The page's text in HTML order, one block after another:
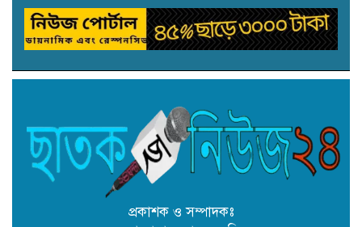
ত্রান
ছাতকে প্রাথমিক বৃত্তি পরীক্ষায়
কৃতিত্বের স্বাক্ষর, উচ্ছ্বসিত গন্ধর্বপুর
ছাতকে ট্যালেন্টপুল বৃত্তি পেলেন
নাবিদুর রহমান তালুকদার
ছাতকে ‘আছিয়া বেগম’ হত্যা মামলার
প্রকাশক ও সম্পাদকঃ